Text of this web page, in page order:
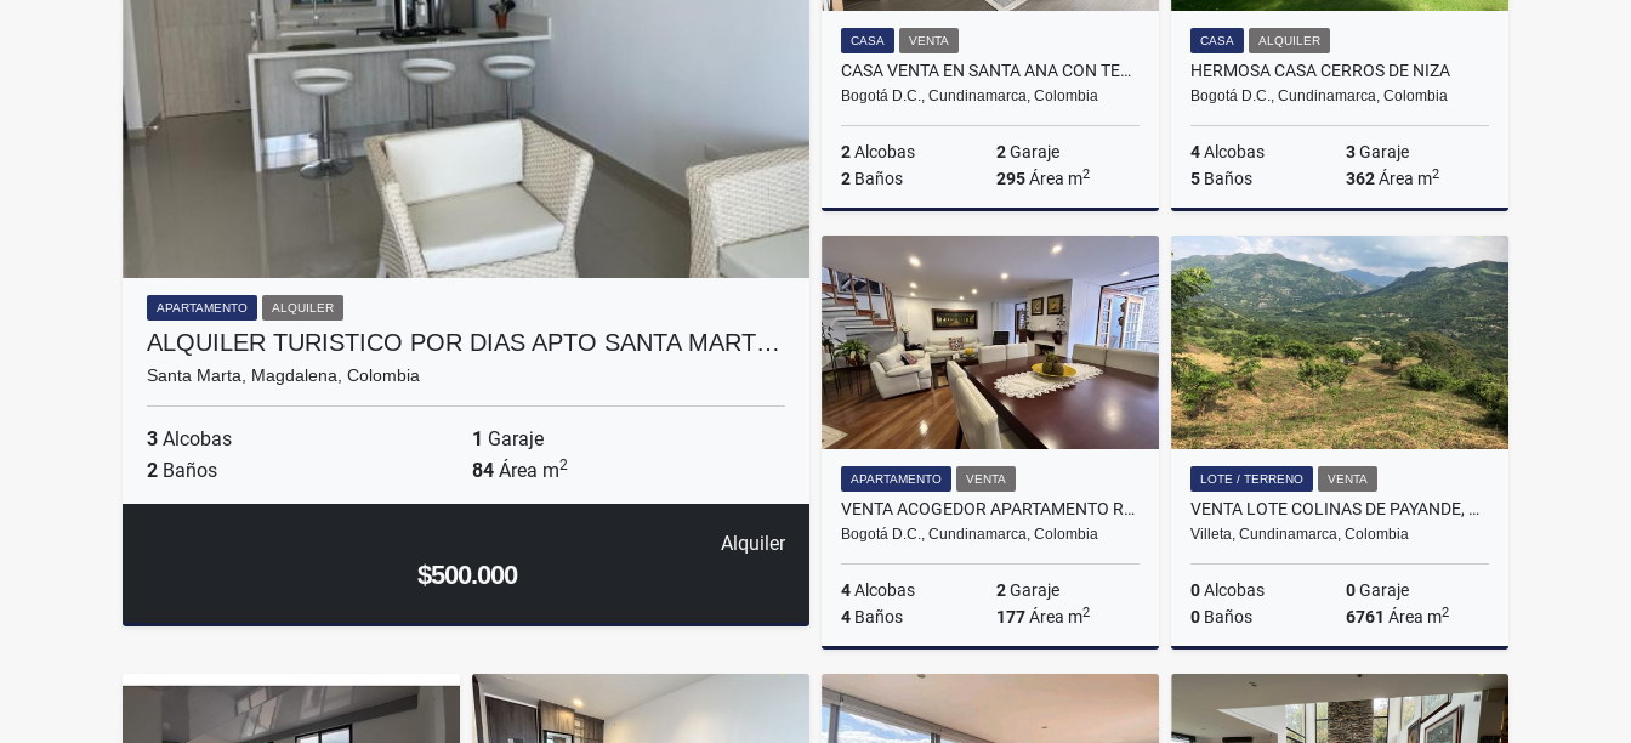
APARTAMENTO ALQUILER
ALQUILER TURISTICO POR DIAS APTO SANTA MART…
Santa Marta, Magdalena, Colombia
3 Alcobas 1 Garaje
2 Baños 84 Área m2
Alquiler
$500.000
CASA VENTA
CASA VENTA EN SANTA ANA CON TERRAZA
Bogotá D.C., Cundinamarca, Colombia
2Alcobas 2Garaje
2 Baños 295Área m2
Venta
$4.507.000.000
CASA ALQUILER
HERMOSA CASA CERROS DE NIZA
Bogotá D.C., Cundinamarca, Colombia
4Alcobas 3Garaje
5 Baños 362Área m2
Alquiler
$12.000.000
APARTAMENTO VENTA
VENTA ACOGEDOR APARTAMENTO REMODELADO EN SANTA ANA OCCIDENTAL
Bogotá D.C., Cundinamarca, Colombia
4Alcobas 2Garaje
4 Baños 177Área m2
LOTE / TERRENO VENTA
VENTA LOTE COLINAS DE PAYANDE, VILLETA
Villeta, Cundinamarca, Colombia
0Alcobas 0Garaje
0 Baños 6761 Área m2
Venta
$830.000.000